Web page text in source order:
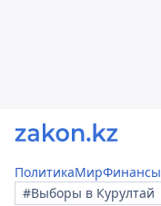
ПолитикаМирФинансы
#Выборы в Курултай